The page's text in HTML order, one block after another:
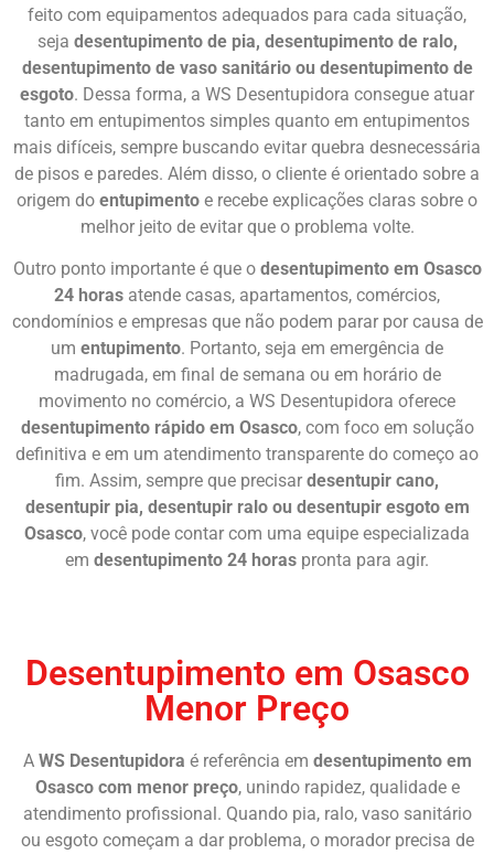
feito com equipamentos adequados para cada situação,
seja desentupimento de pia, desentupimento de ralo,
desentupimento de vaso sanitário ou desentupimento de
esgoto. Dessa forma, a WS Desentupidora consegue atuar
tanto em entupimentos simples quanto em entupimentos
mais difíceis, sempre buscando evitar quebra desnecessária
de pisos e paredes. Além disso, o cliente é orientado sobre a
origem do entupimento e recebe explicações claras sobre o
melhor jeito de evitar que o problema volte.
Outro ponto importante é que o desentupimento em Osasco
24 horas atende casas, apartamentos, comércios,
condomínios e empresas que não podem parar por causa de
um entupimento. Portanto, seja em emergência de
madrugada, em final de semana ou em horário de
movimento no comércio, a WS Desentupidora oferece
desentupimento rápido em Osasco, com foco em solução
definitiva e em um atendimento transparente do começo ao
fim. Assim, sempre que precisar desentupir cano,
desentupir pia, desentupir ralo ou desentupir esgoto em
Osasco, você pode contar com uma equipe especializada
em desentupimento 24 horas pronta para agir.
Desentupimento em Osasco
Menor Preço
A WS Desentupidora é referência em desentupimento em
Osasco com menor preço, unindo rapidez, qualidade e
atendimento profissional. Quando pia, ralo, vaso sanitário
ou esgoto começam a dar problema, o morador precisa de